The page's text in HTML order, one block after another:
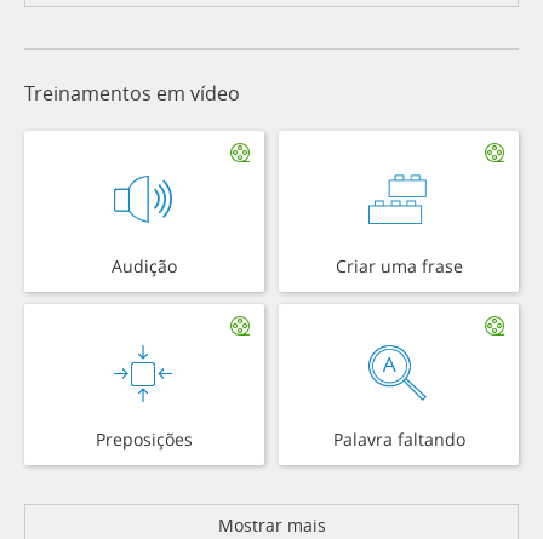
Treinamentos em vídeo
Audição Criar uma frase
Preposições Palavra faltando
Mostrar mais